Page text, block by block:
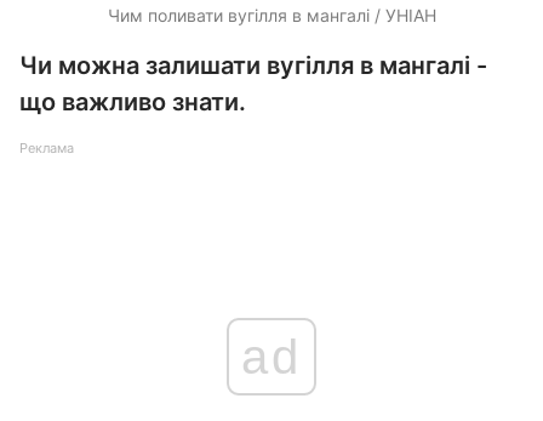
Чим поливати вугілля в мангалі / УНІАН
Чи можна залишати вугілля в мангалі -
що важливо знати.
Реклама
ad